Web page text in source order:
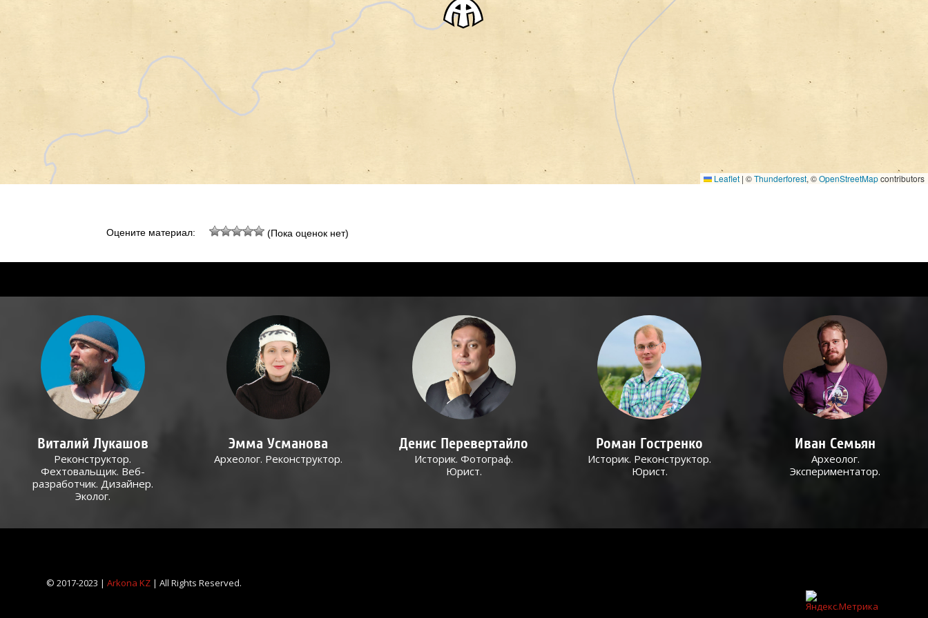
Leaflet | ©Thunderforest, ©OpenStreetMapcontributors
Оцените материал: (Пока оценок нет)
Виталий Лукашов
Реконструктор.
Фехтовальщик. Веб-
разработчик. Дизайнер.
Эколог.
Эмма Усманова
Археолог. Реконструктор.
Денис Перевертайло
Историк. Фотограф.
Юрист.
Роман Гостренко
Историк. Реконструктор.
Юрист.
Иван Семьян
Археолог.
Экспериментатор.
© 2017-2023 |Arkona KZ | All Rights Reserved.